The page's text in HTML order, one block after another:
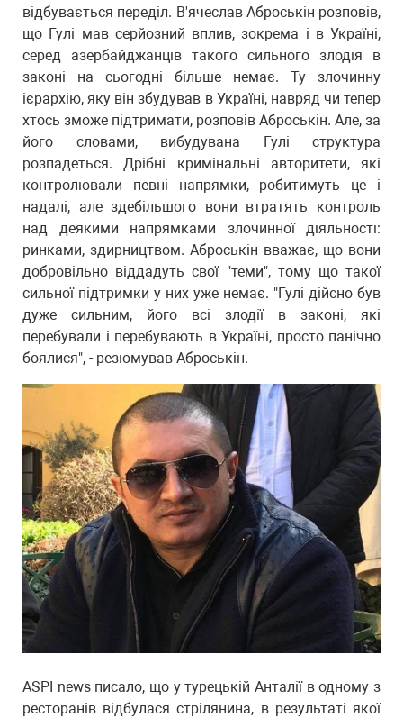
відбувається переділ. В'ячеслав Аброськін розповів,
що Гулі мав серйозний вплив, зокрема і в Україні,
серед азербайджанців такого сильного злодія в
законі на сьогодні більше немає. Ту злочинну
ієрархію, яку він збудував в Україні, навряд чи тепер
хтось зможе підтримати, розповів Аброськін. Але, за
його словами, вибудувана Гулі структура
розпадеться. Дрібні кримінальні авторитети, які
контролювали певні напрямки, робитимуть це і
надалі, але здебільшого вони втратять контроль
над деякими напрямками злочинної діяльності:
ринками, здирництвом. Аброськін вважає, що вони
добровільно віддадуть свої "теми", тому що такої
сильної підтримки у них уже немає. "Гулі дійсно був
дуже сильним, його всі злодії в законі, які
перебували і перебувають в Україні, просто панічно
боялися", - резюмував Аброськін.
ASPI news писало, що у турецькій Анталії в одному з
ресторанів відбулася стрілянина, в результаті якої